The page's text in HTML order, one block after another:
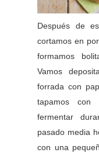
Después de
cortamos en
formamos
Vamos
forrada con
tapamos
fermentar
pasado media
con una